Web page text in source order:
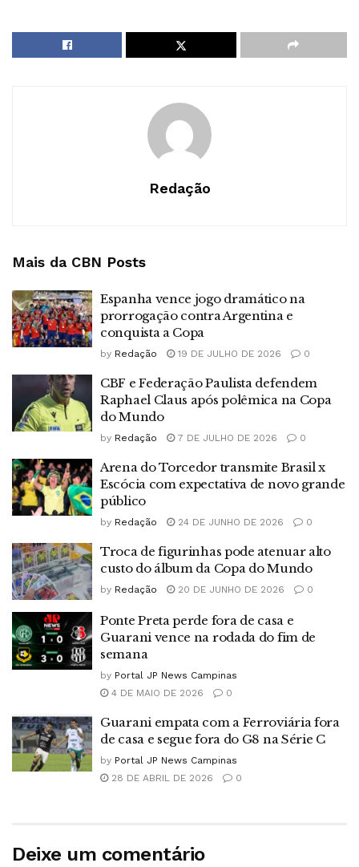
Redação
Mais da CBN Posts
Espanha vence jogo dramático na
prorrogação contra Argentina e
conquista a Copa
by Redação 19 DE JULHO DE 2026 0
CBF e Federação Paulista defendem
Raphael Claus após polêmica na Copa
do Mundo
by Redação 7 DE JULHO DE 2026 0
Arena do Torcedor transmite Brasil x
Escócia com expectativa de novo grande
público
by Redação 24 DE JUNHO DE 2026 0
Troca de figurinhas pode atenuar alto
custo do álbum da Copa do Mundo
by Redação 20 DE JUNHO DE 2026 0
Ponte Preta perde fora de casa e
Guarani vence na rodada do fim de
semana
by Portal JP News Campinas
4 DE MAIO DE 2026
0
Guarani empata com a Ferroviária fora
de casa e segue fora do G8 na Série C
by Portal JP News Campinas
28 DE ABRIL DE 2026
0
Deixe um comentário